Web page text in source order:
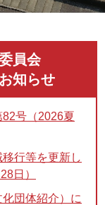
員会
知らせ
号（2026夏
行等を更新し
日）
団体紹介）に